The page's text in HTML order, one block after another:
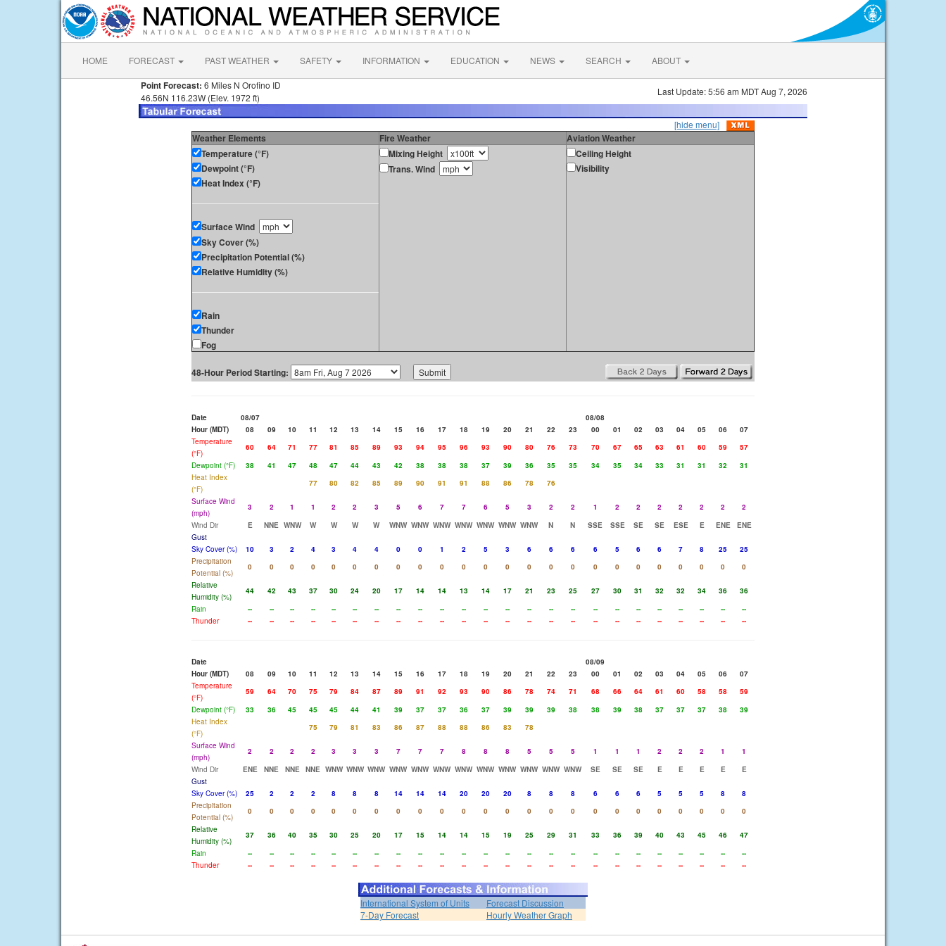
HOME FORECAST PAST WEATHER SAFETY INFORMATION EDUCATION NEWS SEARCH ABOUT
Point Forecast: 6 Miles N Orofino ID
46.56N 116.23W (Elev. 1972 ft)
Last Update: 5:56 am MDT Aug 7, 2026
[hide menu]
Weather Elements Fire Weather
Aviation Weather
Temperature (°F)
Dewpoint (°F)
Heat Index (°F)
Surface Wind
Sky Cover (%)
Precipitation Potential (%)
Relative Humidity (%)
Rain
Thunder
Fog
Mixing Height
Trans. Wind
Ceiling Height
Visibility
48-Hour Period Starting:
Date 08/07
08/08
Hour (MDT)
08 09 10 11 12 13 14 15 16 17 18 19 20 21 22 23 00 01 02 03 04 05 06
07
Temperature
(°F)
60 64 71 77 81 85 89 93 94 95 96 93 90 80 76 73 70 67 65 63 61 60 59
57
Dewpoint (°F)
38 41 47 48 47 44 43 42 38 38 38 37 39 36 35 35 34 35 34 33 31 31 32
31
Heat Index
(°F)
77 80 82 85 89 90 91 91 88 86 78
76
Surface Wind
(mph)
3 2 1 1 2 2 3 5 6 7 7 6 5 3 2 2 1 2 2 2 2 2 2
2
Wind Dir
E NNE WNW W W W W WNW WNW WNW WNW WNW WNW WNW N N SSE SSE SE SE ESE E ENE
ENE
Gust
Sky Cover (%)
10 3 2 4 3 4 4 0 0 1 2 5 3 6 6 6 6 5 6 6 7 8 25
25
Precipitation
Potential (%)
0 0 0 0 0 0 0 0 0 0 0 0 0 0 0 0 0 0 0 0 0 0 0
0
Relative
Humidity (%)
44 42 43 37 30 24 20 17 14 14 13 14 17 21 23 25 27 30 31 32 32 34 36
36
Rain
-- -- -- -- -- -- -- -- -- -- -- -- -- -- -- -- -- -- -- -- -- -- --
--
Thunder
-- -- -- -- -- -- -- -- -- -- -- -- -- -- -- -- -- -- -- -- -- -- -- --
Date
08/09
Hour (MDT)
08 09 10 11 12 13 14 15 16 17 18 19 20 21 22 23 00 01 02 03 04 05 06
07
Temperature
(°F)
59 64 70 75 79 84 87 89 91 92 93 90 86 78 74 71 68 66 64 61 60 58 58
59
Dewpoint (°F)
33 36 45 45 45 44 41 39 37 37 36 37 39 39 39 38 38 39 38 37 37 37 38
39
Heat Index
(°F)
75 79 81 83 86 87 88 88 86 83
78
Surface Wind
(mph)
2 2 2 2 3 3 3 7 7 7 8 8 8 5 5 5 1 1 1 2 2 2 1
1
Wind Dir
ENE NNE NNE NNE WNW WNW WNW WNW WNW WNW WNW WNW WNW WNW WNW WNW SE SE SE E E E E
E
Gust
Sky Cover (%)
25 2 2 2 8 8 8 14 14 14 20 20 20 8 8 8 6 6 6 5 5 5 8
8
Precipitation
Potential (%)
0 0 0 0 0 0 0 0 0 0 0 0 0 0 0 0 0 0 0 0 0 0 0
0
Relative
Humidity (%)
37 36 40 35 30 25 20 17 15 14 14 15 19 25 29 31 33 36 39 40 43 45 46
47
Rain
-- -- -- -- -- -- -- -- -- -- -- -- -- -- -- -- -- -- -- -- -- -- --
--
Thunder
-- -- -- -- -- -- -- -- -- -- -- -- -- -- -- -- -- -- -- -- -- -- -- --
International System of Units
Forecast Discussion
7-Day Forecast
Hourly Weather Graph